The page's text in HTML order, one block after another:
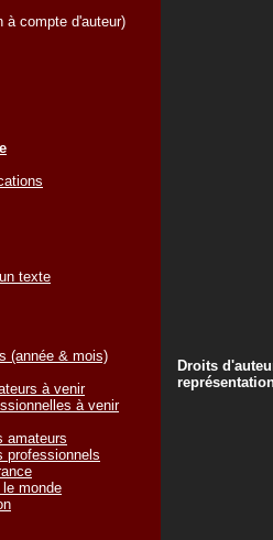
à compte d'auteur)
texte
(année & mois)
à venir
à venir
amateurs
professionnels
monde
Droits